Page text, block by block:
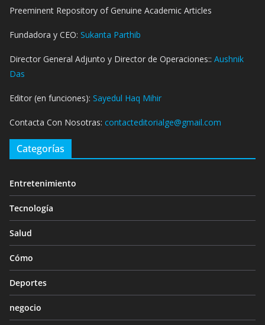
Preeminent Repository of Genuine Academic Articles
Fundadora y CEO: Sukanta Parthib
Director General Adjunto y Director de Operaciones:: Aushnik
Das
Editor (en funciones): Sayedul Haq Mihir
Contacta Con Nosotras: contacteditorialge@gmail.com
Categorías
Entretenimiento
Tecnología
Salud
Cómo
Deportes
negocio